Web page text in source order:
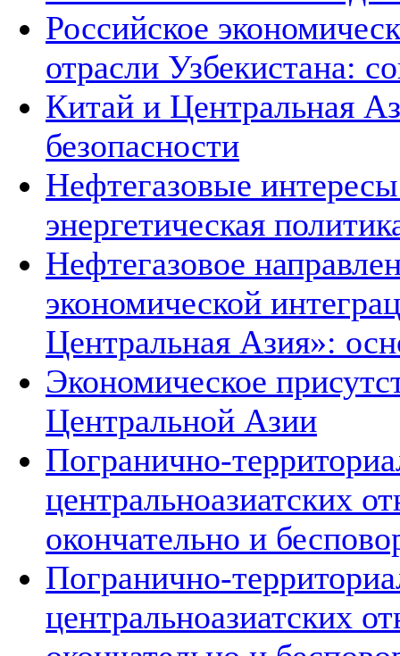
Российское
отрасли Узбекистана:
Китай и Центральная
безопасности
Нефтегазовые
энергетическая
Нефтегазовое
экономической
Центральная Азия»:
Экономическое
Центральной Азии
Погранично-
центральноазиатских
окончательно и
Погранично-
центральноазиатских